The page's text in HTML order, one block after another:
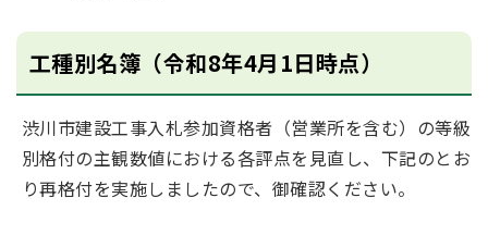
工種別名簿（令和8年4月1日時点）
渋川市建設工事入札参加資格者（営業所を含む）の等級
別格付の主観数値における各評点を見直し、下記のとお
り再格付を実施しましたので、御確認ください。